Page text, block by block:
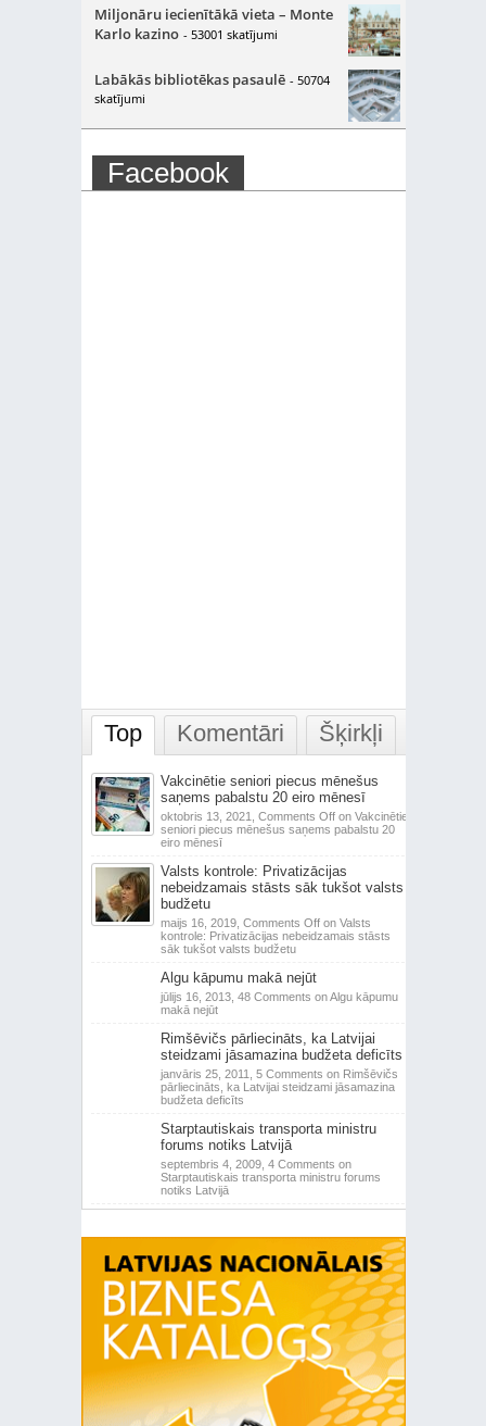
Miljonāru iecienītākā vieta – Monte
Karlo kazino - 53001 skatījumi
Labākās bibliotēkas pasaulē - 50704
skatījumi
Facebook
Top Komentāri Šķirkļi
Vakcinētie seniori piecus mēnešus
saņems pabalstu 20 eiro mēnesī
oktobris 13, 2021, Comments Offon Vakcinētie
seniori piecus mēnešus saņems pabalstu 20
eiro mēnesī
Valsts kontrole: Privatizācijas
nebeidzamais stāsts sāk tukšot valsts
budžetu
maijs 16, 2019, Comments Offon Valsts
kontrole: Privatizācijas nebeidzamais stāsts
sāk tukšot valsts budžetu
Algu kāpumu makā nejūt
jūlijs 16, 2013, 48 Comments on Algu kāpumu
makā nejūt
Rimšēvičs pārliecināts, ka Latvijai
steidzami jāsamazina budžeta deficīts
janvāris 25, 2011, 5 Comments on Rimšēvičs
pārliecināts, ka Latvijai steidzami jāsamazina
budžeta deficīts
Starptautiskais transporta ministru
forums notiks Latvijā
septembris 4, 2009, 4 Comments on
Starptautiskais transporta ministru forums
notiks Latvijā